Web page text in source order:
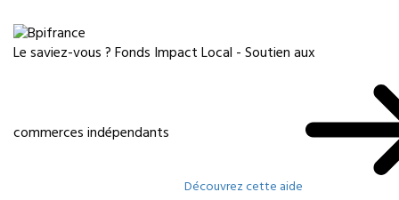
Le saviez-vous ?Fonds Impact Local - Soutien aux
commerces indépendants
Découvrez cette aide